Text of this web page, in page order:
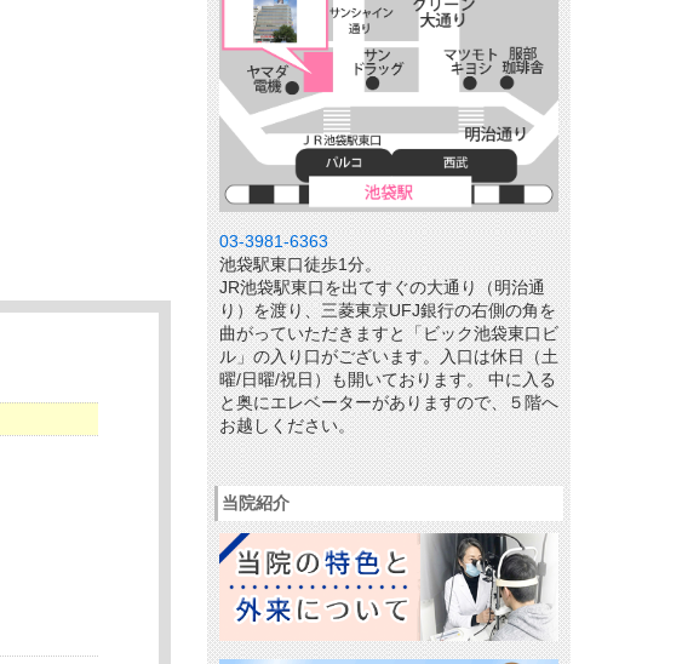
03-3981-6363
池袋駅東口徒歩1分。
JR池袋駅東口を出てすぐの大通り（明治通
り）を渡り、三菱東京UFJ銀行の右側の角を
曲がっていただきますと「ビック池袋東口ビ
ル」の入り口がございます。入口は休日（土
曜/日曜/祝日）も開いております。 中に入る
と奥にエレベーターがありますので、５階へ
お越しください。
当院紹介